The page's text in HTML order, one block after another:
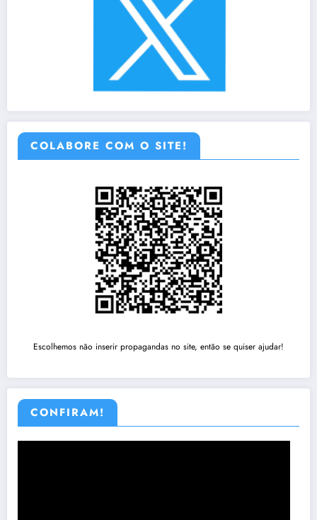
COLABORE COM O SITE!
Escolhemos não inserir propagandas no site, então se quiser ajudar!
CONFIRAM!